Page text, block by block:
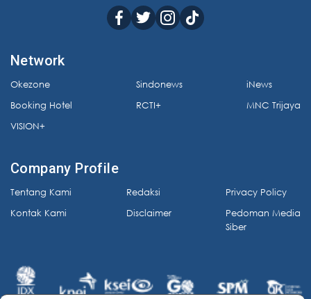
Network
Okezone
Booking Hotel
VISION+
Sindonews
RCTI+
iNews
MNC Trijaya
Company Profile
Tentang Kami
Kontak Kami
Redaksi
Disclaimer
Privacy Policy
Pedoman Media
Siber